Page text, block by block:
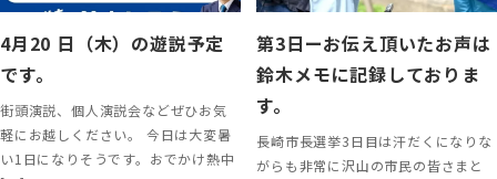
4月20 日（木）の遊説予定
です。
街頭演説、個人演説会などぜひお気
軽にお越しください。 今日は大変暑
い1日になりそうです。おでかけ熱中
第3日ーお伝え頂いたお声は
鈴木メモに記録しておりま
す。
長崎市長選挙3日目は汗だくになりな
がらも非常に沢山の市民の皆さまと